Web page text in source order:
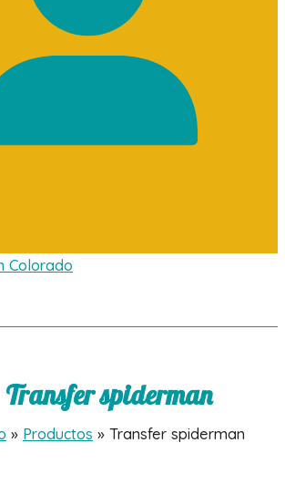
Transfer spiderman
Productos Transfer spiderman